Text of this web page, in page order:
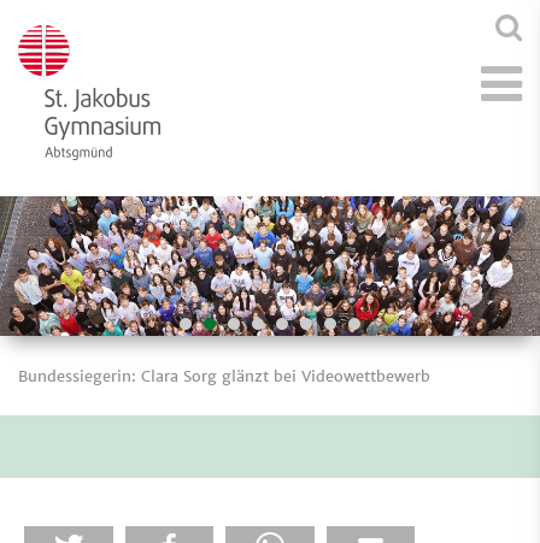
Bundessiegerin: Clara Sorg glänzt bei Videowettbewerb